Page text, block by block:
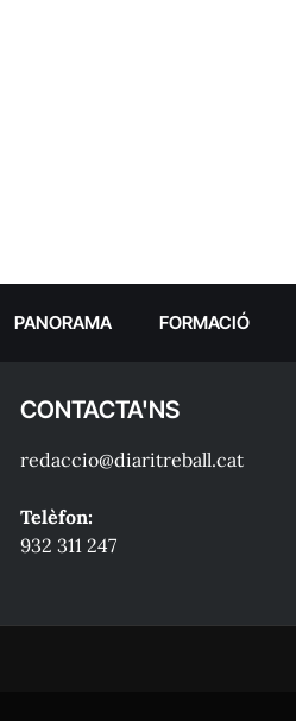
PANORAMA FORMACIÓ
CONTACTA'NS
redaccio@diaritreball.cat
Telèfon:
932 311 247